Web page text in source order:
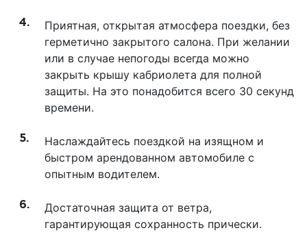
Приятная, открытая атмосфера поездки, без
герметично закрытого салона. При желании
или в случае непогоды всегда можно
закрыть крышу кабриолета для полной
защиты. На это понадобится всего 30 секунд
времени.
Наслаждайтесь поездкой на изящном и
быстром арендованном автомобиле с
опытным водителем.
Достаточная защита от ветра,
гарантирующая сохранность прически.